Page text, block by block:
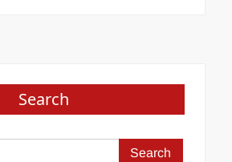
Search
Search